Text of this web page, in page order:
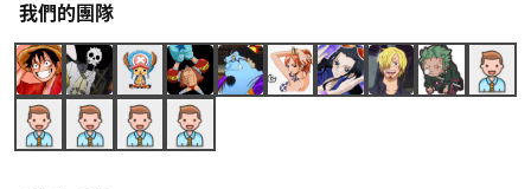
我們的團隊